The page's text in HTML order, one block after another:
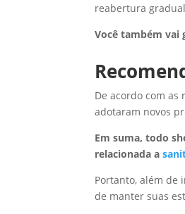
reabertura
Você também vai
De acordo com
adotaram novos
Em suma, todo
relacionada a
Portanto, além de
de manter suas